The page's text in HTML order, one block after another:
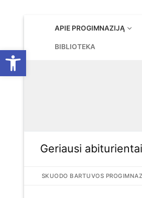
Open toolbar
APIE PROGIMNAZIJĄ
BIBLIOTEKA
Geriausi abiturientai
SKUODO BARTUVOS